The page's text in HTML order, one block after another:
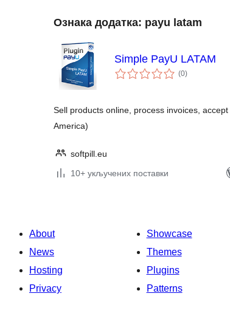
Ознака додатка: payu latam
Simple PayU LATAM
(0укупних
оцена
)
Sell products online, process invoices,
America)
softpill.eu
10+ укључених поставки
About
News
Hosting
Privacy
Showcase
Themes
Plugins
Patterns